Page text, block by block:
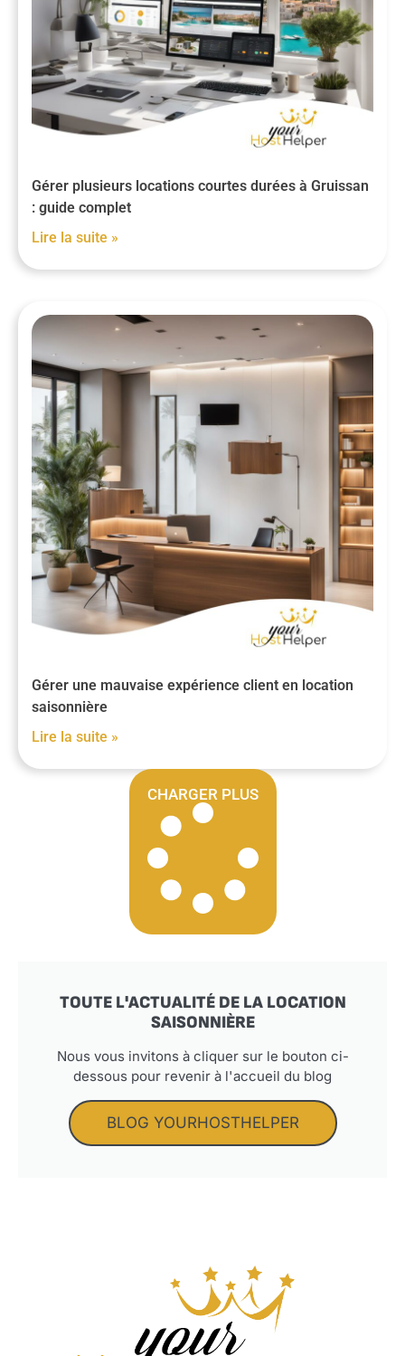
Gérer plusieurs locations courtes durées à Gruissan
: guide complet
Lire la suite »
Gérer une mauvaise expérience client en location
saisonnière
Lire la suite »
CHARGER PLUS
TOUTE L'ACTUALITÉ DE LA LOCATION
SAISONNIÈRE
Nous vous invitons à cliquer sur le bouton ci-
dessous pour revenir à l'accueil du blog
BLOG YOURHOSTHELPER